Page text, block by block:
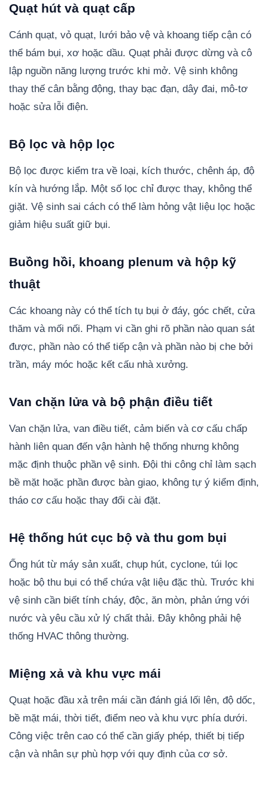
Quạt hút và quạt cấp
Cánh quạt, vỏ quạt, lưới bảo vệ và khoang tiếp cận có
thể bám bụi, xơ hoặc dầu. Quạt phải được dừng và cô
lập nguồn năng lượng trước khi mở. Vệ sinh không
thay thế cân bằng động, thay bạc đạn, dây đai, mô-tơ
hoặc sửa lỗi điện.
Bộ lọc và hộp lọc
Bộ lọc được kiểm tra về loại, kích thước, chênh áp, độ
kín và hướng lắp. Một số lọc chỉ được thay, không thể
giặt. Vệ sinh sai cách có thể làm hỏng vật liệu lọc hoặc
giảm hiệu suất giữ bụi.
Buồng hồi, khoang plenum và hộp kỹ
thuật
Các khoang này có thể tích tụ bụi ở đáy, góc chết, cửa
thăm và mối nối. Phạm vi cần ghi rõ phần nào quan sát
được, phần nào có thể tiếp cận và phần nào bị che bởi
trần, máy móc hoặc kết cấu nhà xưởng.
Van chặn lửa và bộ phận điều tiết
Van chặn lửa, van điều tiết, cảm biến và cơ cấu chấp
hành liên quan đến vận hành hệ thống nhưng không
mặc định thuộc phần vệ sinh. Đội thi công chỉ làm sạch
bề mặt hoặc phần được bàn giao, không tự ý kiểm định,
tháo cơ cấu hoặc thay đổi cài đặt.
Hệ thống hút cục bộ và thu gom bụi
Ống hút từ máy sản xuất, chụp hút, cyclone, túi lọc
hoặc bộ thu bụi có thể chứa vật liệu đặc thù. Trước khi
vệ sinh cần biết tính cháy, độc, ăn mòn, phản ứng với
nước và yêu cầu xử lý chất thải. Đây không phải hệ
thống HVAC thông thường.
Miệng xả và khu vực mái
Quạt hoặc đầu xả trên mái cần đánh giá lối lên, độ dốc,
bề mặt mái, thời tiết, điểm neo và khu vực phía dưới.
Công việc trên cao có thể cần giấy phép, thiết bị tiếp
cận và nhân sự phù hợp với quy định của cơ sở.